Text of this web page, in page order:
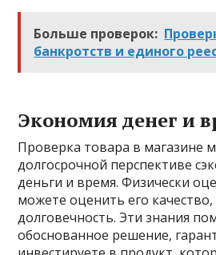
Больше проверок:
банкротств и единого
Экономия денег и
Проверка товара в магазине
долгосрочной перспективе
деньги и время. Физически
можете оценить его
долговечность. Эти знания
обоснованное решение,